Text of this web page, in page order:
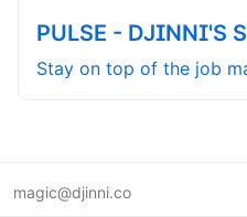
PULSE - DJINNI'S
Stay on top of the job
magic@djinni.co